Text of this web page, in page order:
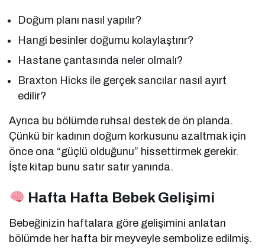
Doğum planı nasıl yapılır?
Hangi besinler doğumu kolaylaştırır?
Hastane çantasında neler olmalı?
Braxton Hicks ile gerçek sancılar nasıl ayırt
edilir?
Ayrıca bu bölümde ruhsal destek de ön planda.
Çünkü bir kadının doğum korkusunu azaltmak için
önce ona “güçlü olduğunu” hissettirmek gerekir.
İşte kitap bunu satır satır yanında.
Hafta Hafta Bebek Gelişimi
Bebeğinizin haftalara göre gelişimini anlatan
bölümde her hafta bir meyveyle sembolize edilmiş.